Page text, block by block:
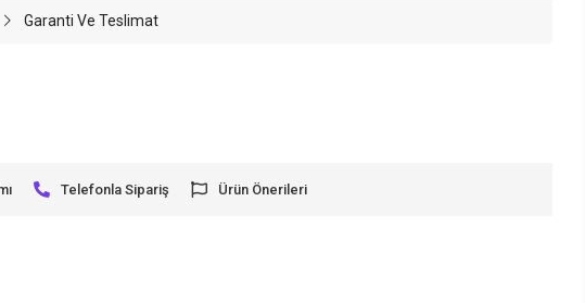
Garanti Ve Teslimat
Telefonla Sipariş Ürün Önerileri